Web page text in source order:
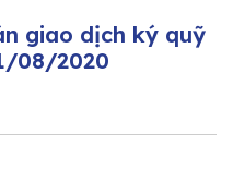
giao dịch ký quỹ
08/2020